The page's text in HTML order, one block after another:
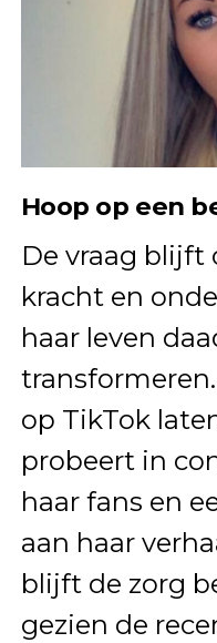
Hoop op een
De vraag blijft
kracht en
haar leven
op TikTok
probeert in
haar fans en
aan haar
blijft de zorg
gezien de